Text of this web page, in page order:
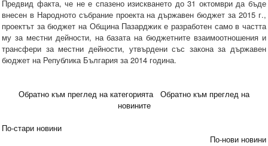
Предвид факта, че не е спазено изискването до 31 октомври да бъде
внесен в Народното събрание проекта на държавен бюджет за 2015 г.,
проектът за бюджет на Община Пазарджик е разработен само в частта
му за местни дейности, на базата на бюджетните взаимоотношения и
трансфери за местни дейности, утвърдени със закона за държавен
бюджет на Република България за 2014 година.
Обратно към преглед на категорията
Обратно към преглед на
новините
По-стари новини
По-нови новини